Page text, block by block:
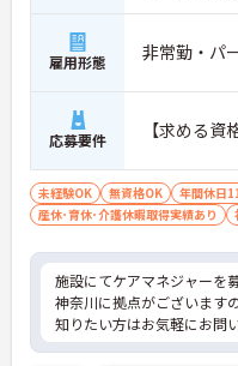
雇用形態 非常勤・パ
応募要件 【求める
未経験OK 無資格OK 年間休日
産休･育休･介護休暇取得実績あり
施設にてケアマネジャーを
神奈川に拠点がございます
知りたい方はお気軽にお問